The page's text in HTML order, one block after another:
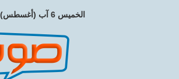
الخميس 6 آب (أغسطس) 2026